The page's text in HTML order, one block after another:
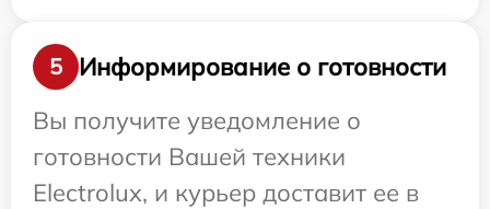
5
Информирование о готовности
Вы получите уведомление о
готовности Вашей техники
Electrolux, и курьер доставит ее в